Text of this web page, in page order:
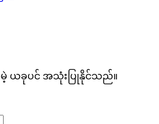
မဲ့ ယခုပင် အသုံးပြုနိုင်သည်။